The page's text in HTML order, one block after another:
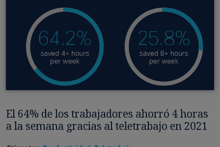
El 64% de los trabajadores ahorró 4 horas
a la semana gracias al teletrabajo en 2021